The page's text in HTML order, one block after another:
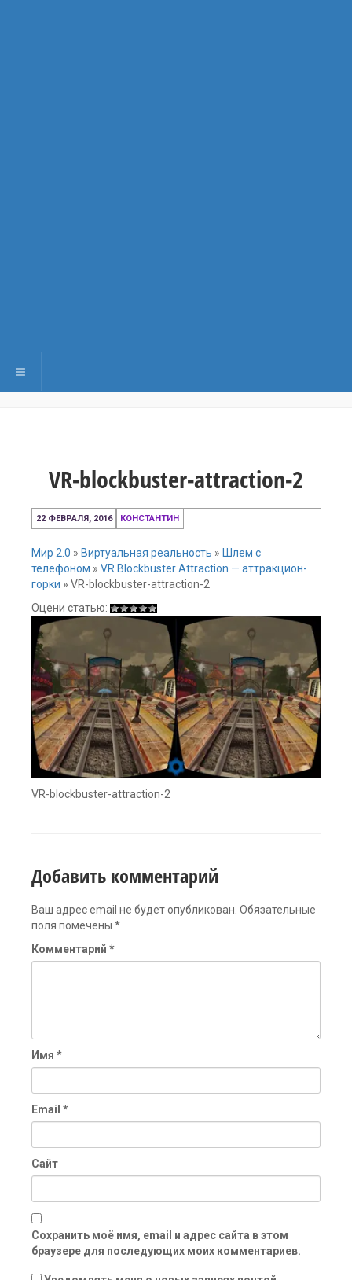
Переключить навигацию
VR-blockbuster-attraction-2
22 ФЕВРАЛЯ, 2016
22
февраля,
КОНСТАНТИН
Мир 2.0 » Виртуальная реальность » Шлем с
телефоном » VR Blockbuster Attraction — аттракцион-
горки » VR-blockbuster-attraction-2
Оцени статью:
VR-blockbuster-attraction-2
Добавить комментарий
Ваш адрес email не будет опубликован. Обязательные
поля помечены *
Комментарий *
Имя *
Email *
Сайт
Сохранить моё имя, email и адрес сайта в этом
браузере для последующих моих комментариев.